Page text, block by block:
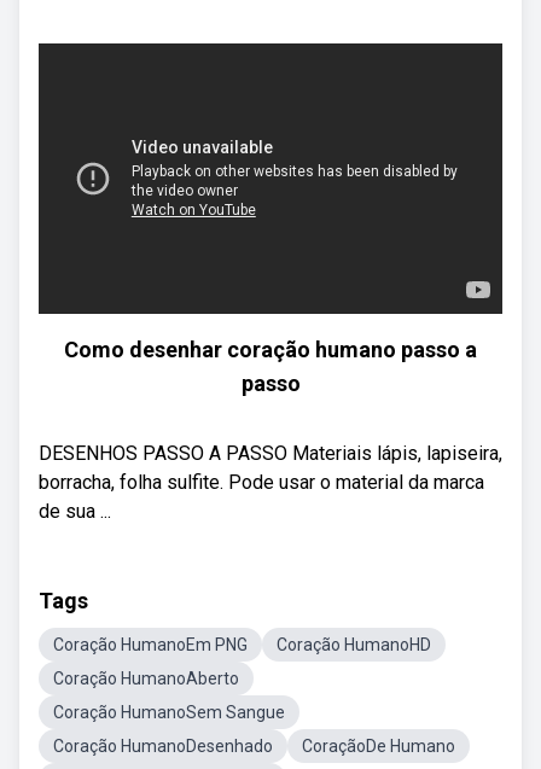
Como desenhar coração humano passo a
passo
DESENHOS PASSO A PASSO Materiais lápis, lapiseira,
borracha, folha sulfite. Pode usar o material da marca
de sua ...
Tags
Coração HumanoEm PNG
Coração HumanoHD
Coração HumanoAberto
Coração HumanoSem Sangue
Coração HumanoDesenhado
CoraçãoDe Humano